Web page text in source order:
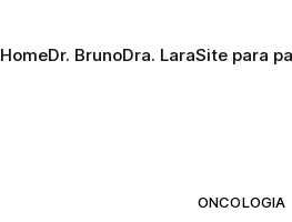
HomeDr. BrunoDra. LaraSite para
ONCOLOGIA